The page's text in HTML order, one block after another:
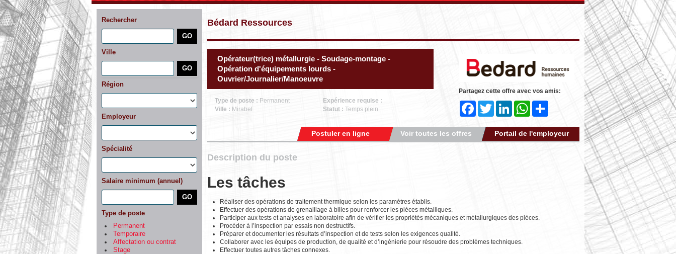
Rechercher
Ville
Région
Employeur
Spécialité
Salaire minimum (annuel)
Type de poste
Permanent
Temporaire
Affectation ou contrat
Stage
Bédard Ressources
Opérateur(trice) métallurgie - Soudage-montage -
Opération d'équipements lourds -
Ouvrier/Journalier/Manoeuvre
Type de poste : Permanent
Ville : Mirabel
Expérience requise :
Statut : Temps plein
Partagez cette offre avec vos amis:
FacebookTwitter LinkedInWhatsApp
Portail de l'employeur
Voir toutes les offres
Postuler en ligne
Description du poste
Les tâches
Réaliser des opérations de traitement thermique selon les paramètres établis.
Effectuer des opérations de grenaillage à billes pour renforcer les pièces métalliques.
Participer aux tests et analyses en laboratoire afin de vérifier les propriétés mécaniques et métallurgiques des pièces.
Procéder à l’inspection par essais non destructifs.
Préparer et documenter les résultats d’inspection et de tests selon les exigences qualité.
Collaborer avec les équipes de production, de qualité et d’ingénierie pour résoudre des problèmes techniques.
Effectuer toutes autres tâches connexes.